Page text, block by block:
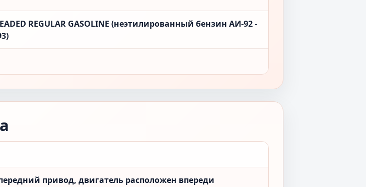
REGULAR GASOLINE (неэтилированный бензин АИ-92 -
привод, двигатель расположен впереди